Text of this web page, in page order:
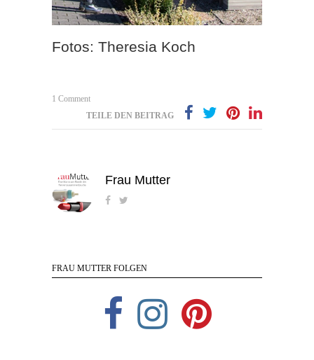
Fotos: Theresia Koch
1 Comment
TEILE DEN BEITRAG
Frau Mutter
FRAU MUTTER FOLGEN